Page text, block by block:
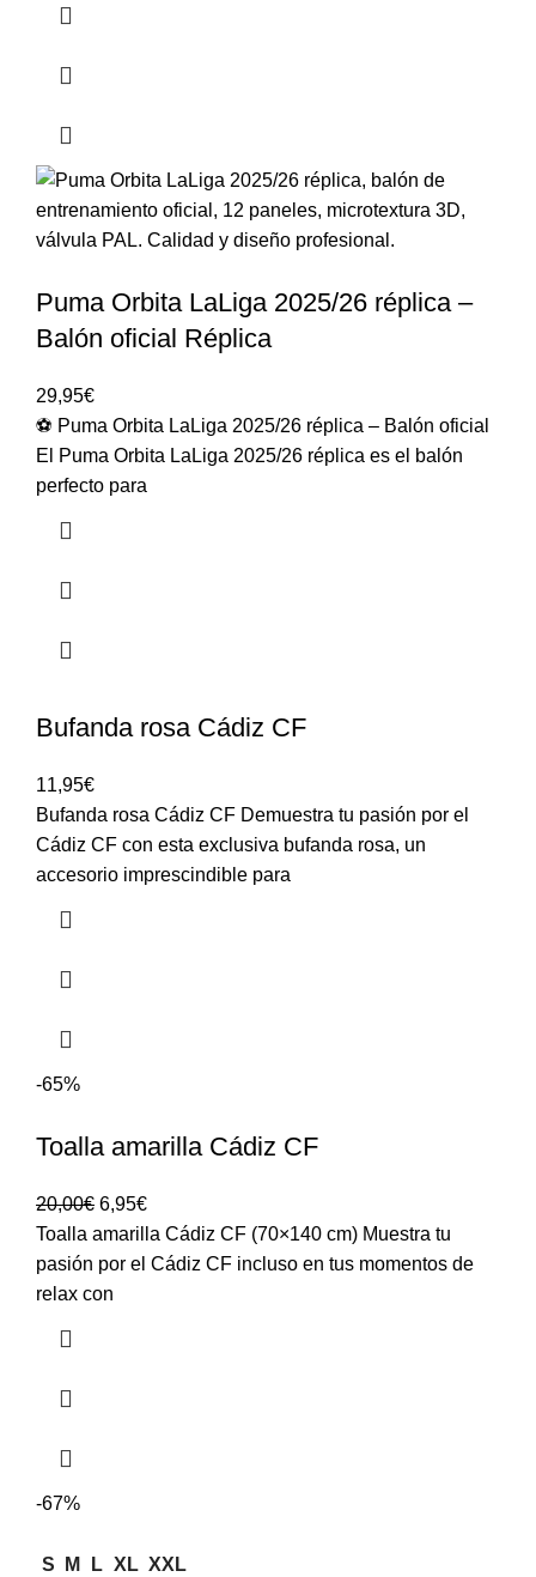
Puma Orbita LaLiga 2025/26 réplica –
Balón oficial Réplica
29,95€
⚽ Puma Orbita LaLiga 2025/26 réplica – Balón oficial
El Puma Orbita LaLiga 2025/26 réplica es el balón
perfecto para
Bufanda rosa Cádiz CF
11,95€
Bufanda rosa Cádiz CF Demuestra tu pasión por el
Cádiz CF con esta exclusiva bufanda rosa, un
accesorio imprescindible para
-65%
Toalla amarilla Cádiz CF
20,00€ 6,95€
Toalla amarilla Cádiz CF (70×140 cm) Muestra tu
pasión por el Cádiz CF incluso en tus momentos de
relax con
-67%
S M L XL XXL